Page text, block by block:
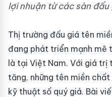
lợi nhuận từ các sàn
Thị trường đấu giá tên
đang phát triển mạnh
là tại Việt Nam. Với giá trị
tăng, những tên miền
kỹ thuật số quý giá. Bài